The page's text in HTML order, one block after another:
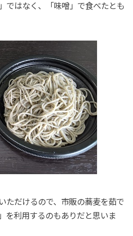
ではなく、「味噌」で食べたとも
ただけるので、市販の蕎麦を茹で
を利用するのもありだと思いま